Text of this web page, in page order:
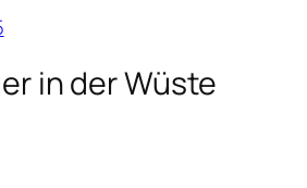
in der Wüste